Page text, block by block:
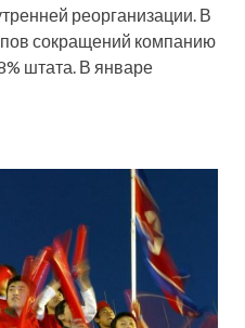
реорганизации. В
сокращений компанию
штата. В январе